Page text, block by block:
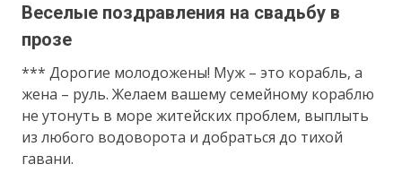
Веселые поздравления на свадьбу в
прозе
*** Дорогие молодожены! Муж – это корабль, а
жена – руль. Желаем вашему семейному кораблю
не утонуть в море житейских проблем, выплыть
из любого водоворота и добраться до тихой
гавани.